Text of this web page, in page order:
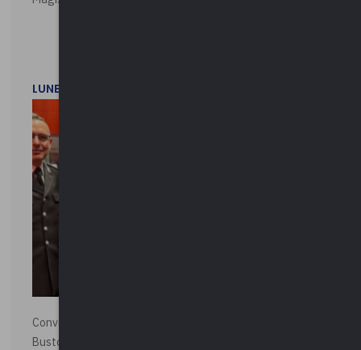
LUNEDì 1 DICEMBRE 2025
Convegno “La Polizia Locale per la sicurezza della città”,
Busto Arsizio